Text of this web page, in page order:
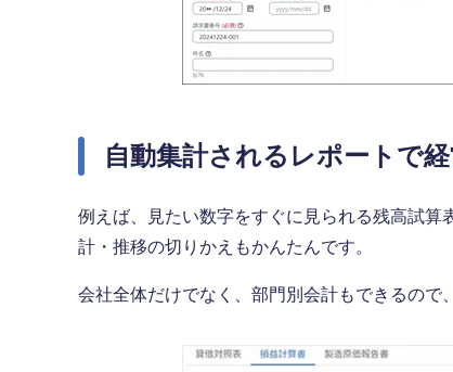
自動集計されるレポートで
例えば、見たい数字をすぐに見られる残高試
計・推移の切りかえもかんたんです。
会社全体だけでなく、部門別会計もできるので